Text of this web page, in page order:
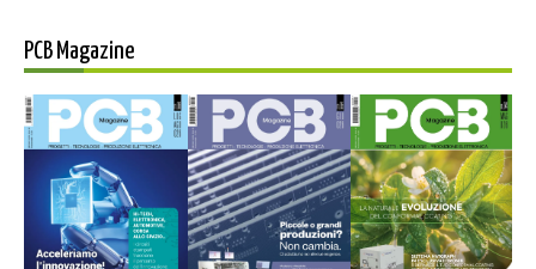
PCB Magazine